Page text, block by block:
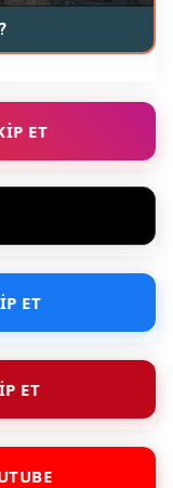
ET
ET
ET